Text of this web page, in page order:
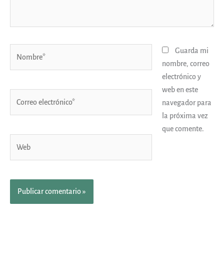
Guarda mi
nombre, correo
electrónico y
web en este
navegador para
la próxima vez
que comente.